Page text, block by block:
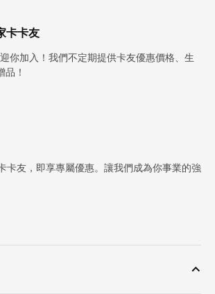
卡卡友
你加入！我們不定期提供卡友優惠價格、生
！
卡友，即享專屬優惠。讓我們成為你事業的強